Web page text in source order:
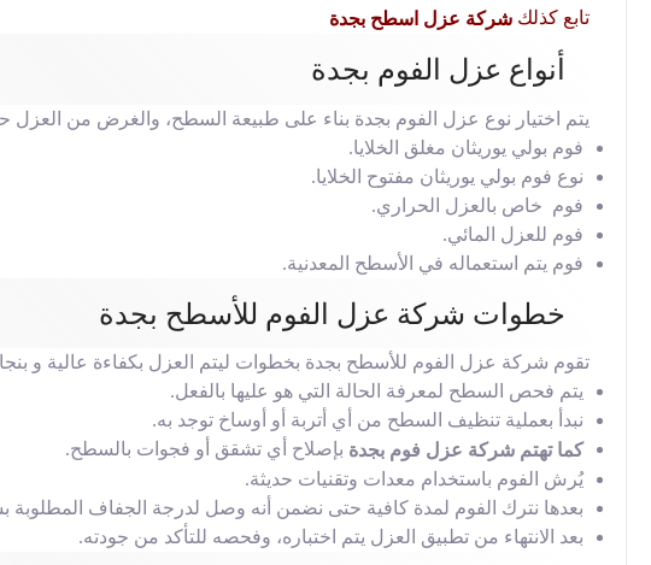
تابع كذلك شركة عزل اسطح بجدة
أنواع عزل الفوم بجدة
يتم اختيار نوع عزل الفوم بجدة بناء على طبيعة السطح، والغرض من
فوم بولي يوريثان مغلق الخلايا.
نوع فوم بولي يوريثان مفتوح الخلايا.
فوم خاص بالعزل الحراري.
فوم للعزل المائي.
فوم يتم استعماله في الأسطح المعدنية.
خطوات شركة عزل الفوم للأسطح بجدة
تقوم شركة عزل الفوم للأسطح بجدة بخطوات ليتم العزل بكفاءة عالية و
يتم فحص السطح لمعرفة الحالة التي هو عليها بالفعل.
نبدأ بعملية تنظيف السطح من أي أتربة أو أوساخ توجد به.
كما تهتم شركة عزل فوم بجدة بإصلاح أي تشقق أو فجوات بالسطح.
يُرش الفوم باستخدام معدات وتقنيات حديثة.
بعدها نترك الفوم لمدة كافية حتى نضمن أنه وصل لدرجة الجفاف المطلوبة
بعد الانتهاء من تطبيق العزل يتم اختباره، وفحصه للتأكد من جودته.